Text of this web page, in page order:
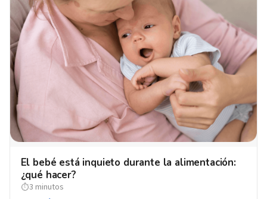
El bebé está inquieto durante la alimentación:
¿qué hacer?
⏱3 minutos